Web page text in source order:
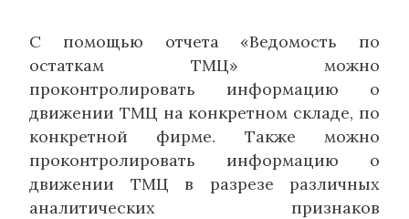
С помощью отчета «Ведомость по
остаткам ТМЦ» можно
проконтролировать информацию о
движении ТМЦ на конкретном складе, по
конкретной фирме. Также можно
проконтролировать информацию о
движении ТМЦ в разрезе различных
аналитических признаков